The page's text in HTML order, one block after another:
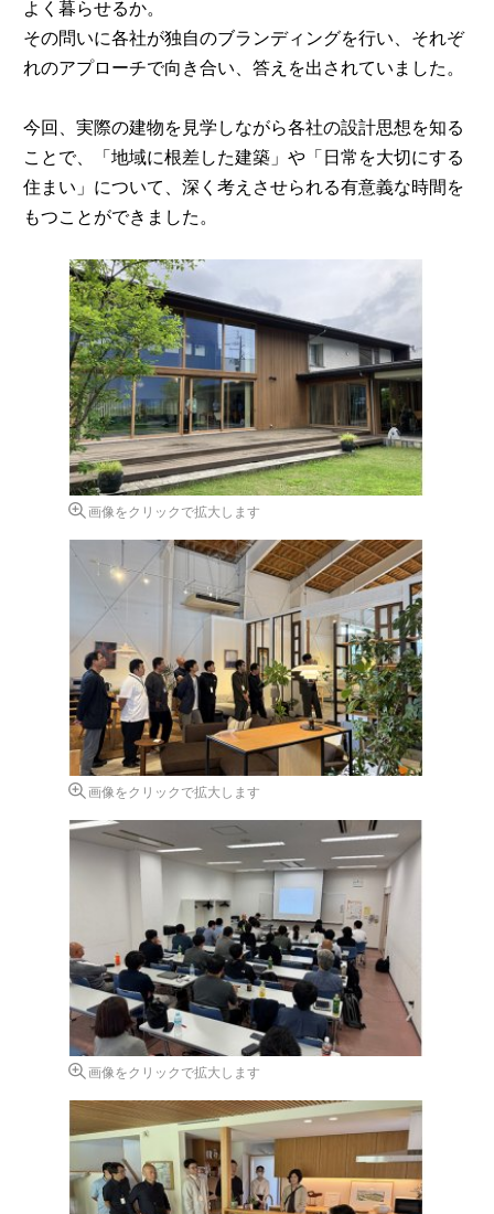
よく暮らせるか。
その問いに各社が独自のブランディングを行い、それぞ
れのアプローチで向き合い、答えを出されていました。
今回、実際の建物を見学しながら各社の設計思想を知る
ことで、「地域に根差した建築」や「日常を大切にする
住まい」について、深く考えさせられる有意義な時間を
もつことができました。
画像をクリックで拡大します
画像をクリックで拡大します
画像をクリックで拡大します